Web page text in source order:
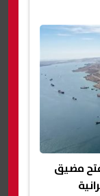
فتح مضيق